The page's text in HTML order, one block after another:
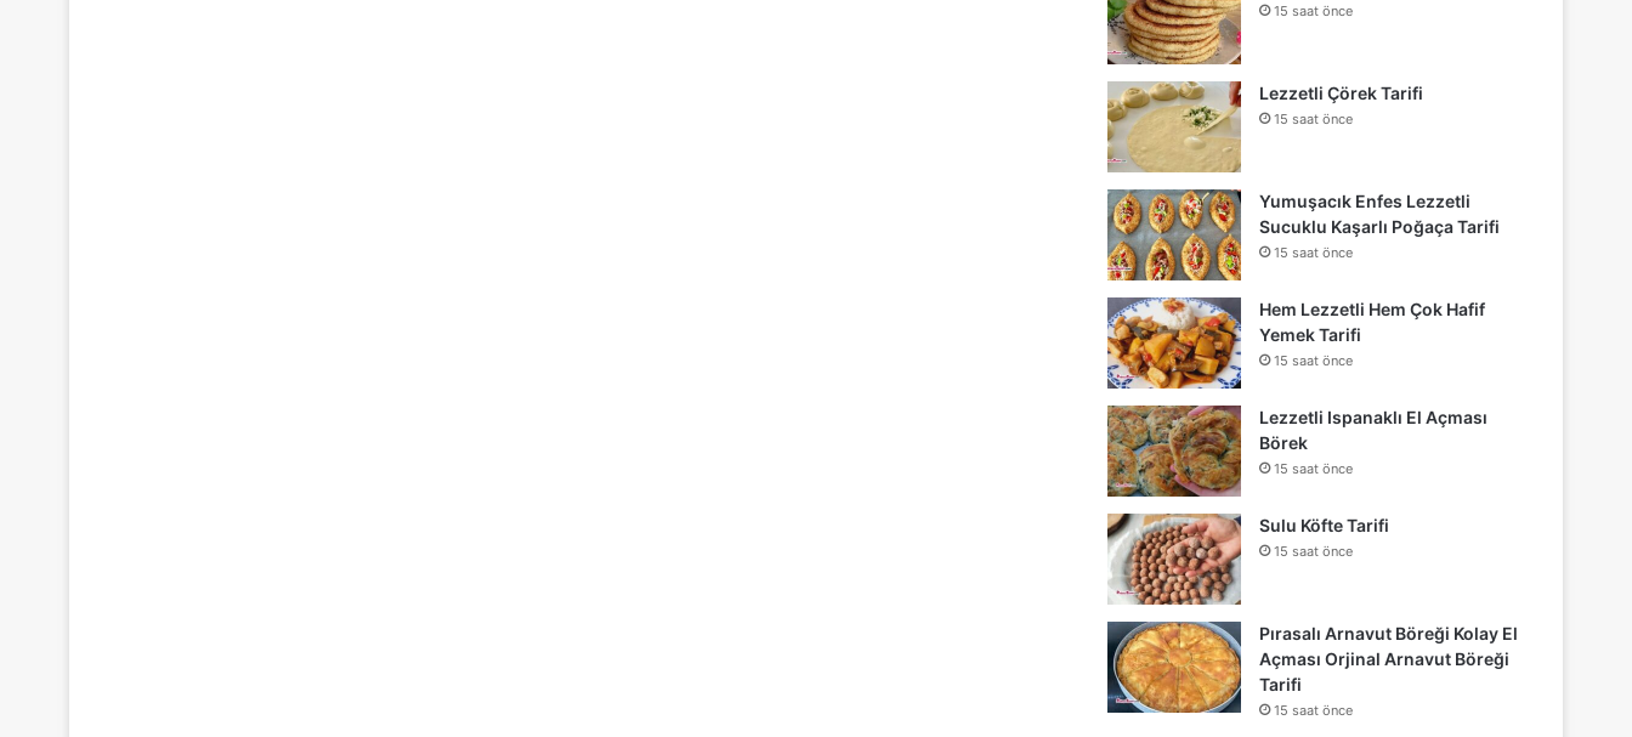
15 saat önce
Lezzetli Çörek Tarifi
15 saat önce
Yumuşacık Enfes Lezzetli
Sucuklu Kaşarlı Poğaça Tarifi
15 saat önce
Hem Lezzetli Hem Çok Hafif
Yemek Tarifi
15 saat önce
Lezzetli Ispanaklı El Açması
Börek
15 saat önce
Sulu Köfte Tarifi
15 saat önce
Pırasalı Arnavut Böreği Kolay El
Açması Orjinal Arnavut Böreği
Tarifi
15 saat önce